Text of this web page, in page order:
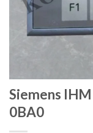
Siemens
0BA0